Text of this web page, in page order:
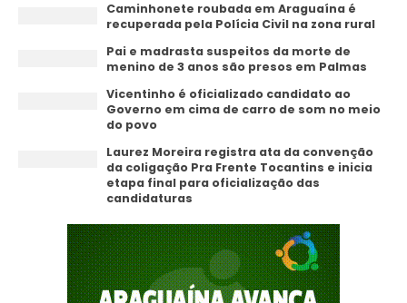
Caminhonete roubada em Araguaína é
recuperada pela Polícia Civil na zona rural
Pai e madrasta suspeitos da morte de
menino de 3 anos são presos em Palmas
Vicentinho é oficializado candidato ao
Governo em cima de carro de som no meio
do povo
Laurez Moreira registra ata da convenção
da coligação Pra Frente Tocantins e inicia
etapa final para oficialização das
candidaturas